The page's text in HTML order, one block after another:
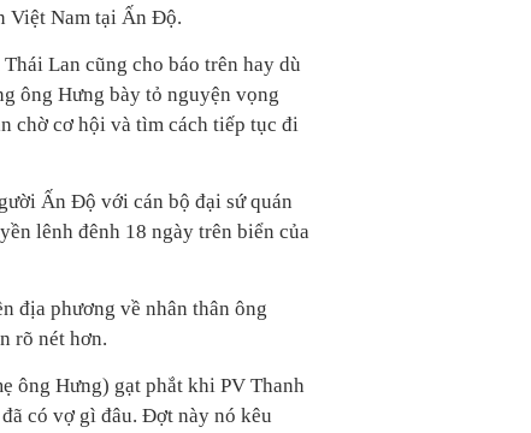
Việt Nam tại Ấn Độ.
Lan cũng cho báo trên hay dù
ông Hưng bày tỏ nguyện vọng
chờ cơ hội và tìm cách tiếp tục đi
Ấn Độ với cán bộ đại sứ quán
lênh đênh 18 ngày trên biển của
địa phương về nhân thân ông
rõ nét hơn.
ông Hưng) gạt phắt khi PV Thanh
có vợ gì đâu. Đợt này nó kêu